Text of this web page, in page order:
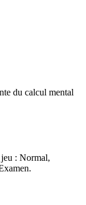
du calcul mental
jeu : Normal,